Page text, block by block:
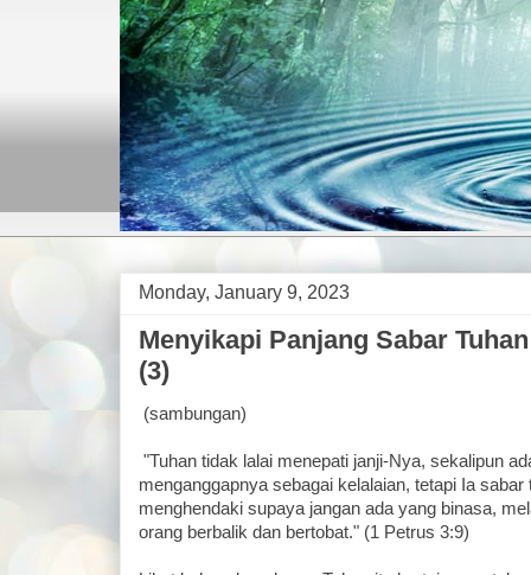
Monday, January 9, 2023
Menyikapi Panjang Sabar
(3)
(sambungan)
"Tuhan tidak lalai menepati janji-Nya, sekalipun
menganggapnya sebagai kelalaian, tetapi Ia
menghendaki supaya jangan ada yang binasa,
orang berbalik dan bertobat." (1 Petrus 3:9)